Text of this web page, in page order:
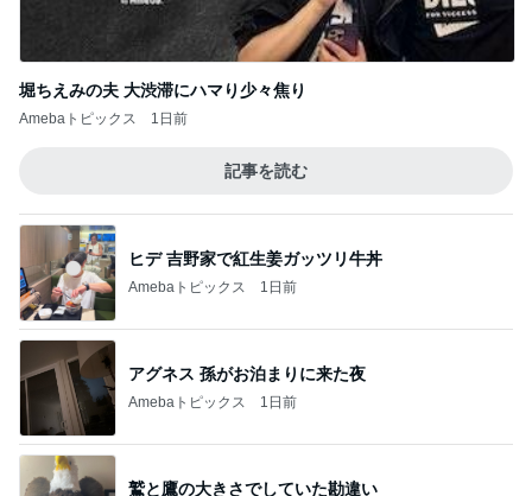
堀ちえみの夫 大渋滞にハマり少々焦り
Amebaトピックス 1日前
記事を読む
ヒデ 吉野家で紅生姜ガッツリ牛丼
Amebaトピックス 1日前
アグネス 孫がお泊まりに来た夜
Amebaトピックス 1日前
鷲と鷹の大きさでしていた勘違い